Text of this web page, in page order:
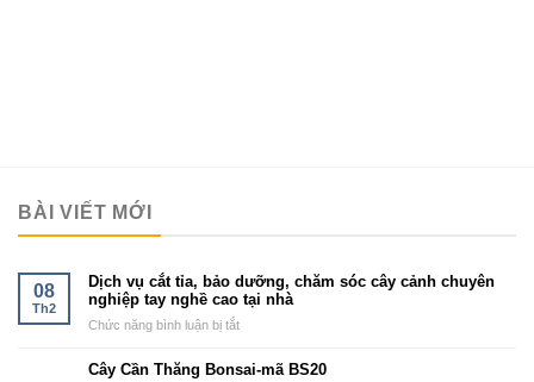
BÀI VIẾT MỚI
08
Th2
Dịch vụ cắt tỉa, bảo dưỡng, chăm sóc cây cảnh chuyên
nghiệp tay nghề cao tại nhà
Chức năng bình luận bị tắtở
vụ
Cây Cần Thăng Bonsai-mã BS20